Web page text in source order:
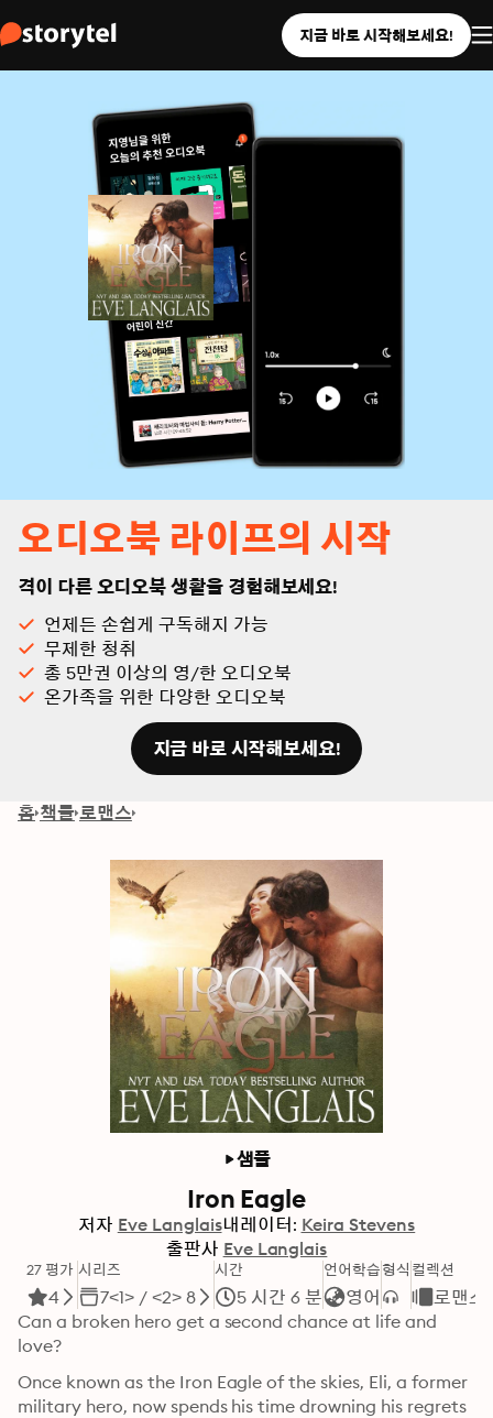
지금 바로 시작해보세요!
오디오북 라이프의 시작
격이 다른 오디오북 생활을 경험해보세요!
언제든 손쉽게 구독해지 가능
무제한 청취
총 5만권 이상의 영/한 오디오북
온가족을 위한 다양한 오디오북
지금 바로 시작해보세요!
홈 책들 로맨스
샘플
Iron Eagle
저자 Eve Langlais내레이터: Keira Stevens
출판사 Eve Langlais
27 평가
4
시리즈
7<1> / <2> 8
시간
5 시간 6 분
언어학습
영어
형식 컬렉션
로맨스
Can a broken hero get a second chance at life and
love?
Once known as the Iron Eagle of the skies, Eli, a former
military hero, now spends his time drowning his regrets